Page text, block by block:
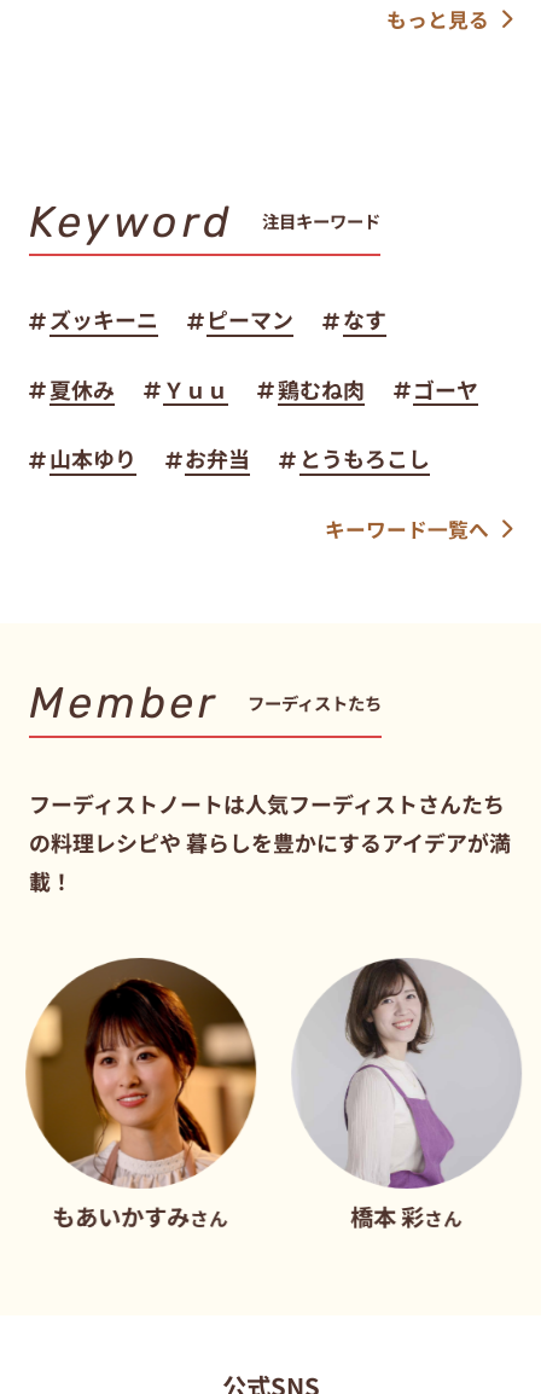
もっと見る
Keyword 注目キーワード
ズッキーニ ピーマン なす
夏休み Ｙｕｕ 鶏むね肉 ゴーヤ
山本ゆり お弁当 とうもろこし
キーワード一覧へ
Member フーディストたち
フーディストノートは人気フーディストさんたち
の料理レシピや暮らしを豊かにするアイデアが満
載！
かすみさん
公式SNS